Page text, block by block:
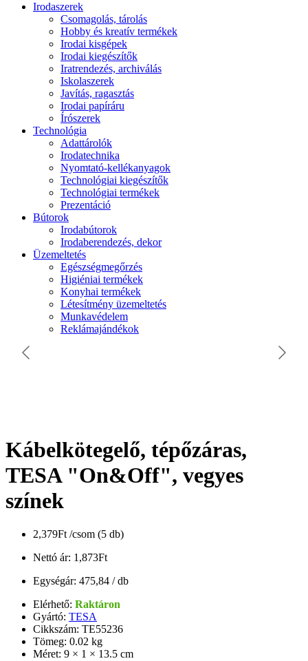
Irodaszerek
Csomagolás, tárolás
Hobby és kreatív termékek
Irodai kisgépek
Irodai kiegészítők
Iratrendezés, archiválás
Iskolaszerek
Javítás, ragasztás
Irodai papíráru
Írószerek
Technológia
Adattárolók
Irodatechnika
Nyomtató-kellékanyagok
Technológiai kiegészítők
Technológiai termékek
Prezentáció
Bútorok
Irodabútorok
Irodaberendezés, dekor
Üzemeltetés
Egészségmegőrzés
Higiéniai termékek
Konyhai termékek
Létesítmény üzemeltetés
Munkavédelem
Reklámajándékok
Kábelkötegelő, tépőzáras,
TESA "On&Off", vegyes
színek
2,379Ft /csom (5 db)
Nettó ár: 1,873Ft
Egységár: 475,84 / db
Elérhető: Raktáron
Gyártó: TESA
Cikkszám: TE55236
Tömeg: 0.02 kg
Méret: 9 × 1 × 13.5 cm